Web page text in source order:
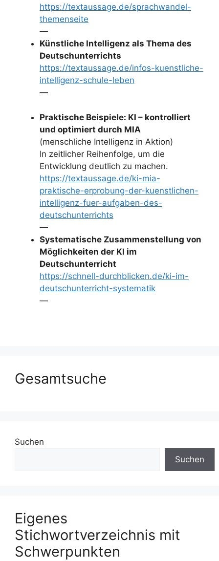
https://textaussage.de/sprachwandel-
themenseite
—
Künstliche Intelligenz als Thema des
Deutschunterrichts
https://textaussage.de/infos-kuenstliche-
intelligenz-schule-leben
—
Praktische Beispiele: KI – kontrolliert
und optimiert durch MIA
(menschliche Intelligenz in Aktion)
In zeitlicher Reihenfolge, um die
Entwicklung deutlich zu machen.
https://textaussage.de/ki-mia-
praktische-erprobung-der-kuenstlichen-
intelligenz-fuer-aufgaben-des-
deutschunterrichts
—
Systematische Zusammenstellung von
Möglichkeiten der KI im
Deutschunterricht
https://schnell-durchblicken.de/ki-im-
deutschunterricht-systematik
—
Gesamtsuche
Suchen
Suchen
Eigenes
Stichwortverzeichnis mit
Schwerpunkten